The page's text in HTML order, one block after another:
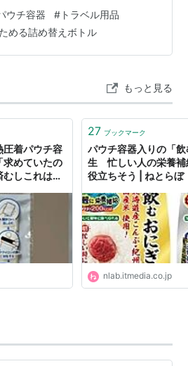
チボトルは漏れない？ セリアの
商品詳細 ▼透明で中身が見えるタ
詰め替えボトル2個入り(シンプ
能なパウチ ▼素材は本体が…
ウチ容器 # トラベル用品
める詰め替えボトル
もっと見る
圧着パウチ容
求めていたの
むしこれは
27 ブックマーク
パウチ容器入りの「
生 忙しい人の栄養補
役立ちそう | ねとらぼ
nlab.itmedia.co.jp